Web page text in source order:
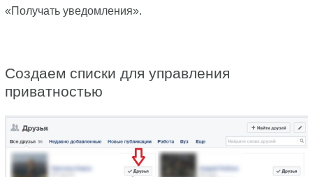
«Получать уведомления».
Создаем списки для управления
приватностью